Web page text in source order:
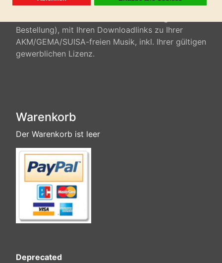
Nach Abschluß Ihrer Bestellung, erhalten Sie
Bestellung), mit Ihren Downloadlinks zu Ihrer
AKM/GEMA/SUISA-freien Musik, inkl. Ihrer gültigen
gewerblichen Lizenz.
Warenkorb
Der Warenkorb ist leer
Deprecated